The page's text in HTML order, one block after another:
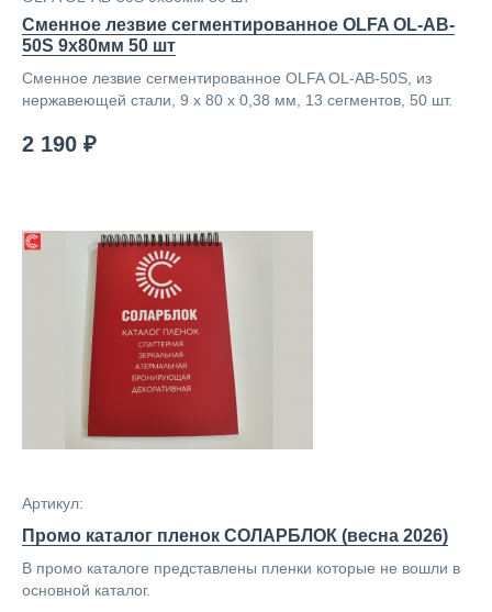
Cменное лезвие сегментированное OLFA OL-AB-
50S 9х80мм 50 шт
Cменное лезвие сегментированное OLFA OL-AB-50S, из
нержавеющей стали, 9 х 80 х 0,38 мм, 13 сегментов, 50 шт.
2 190 ₽
Артикул:
Промо каталог пленок СОЛАРБЛОК (весна 2026)
В промо каталоге представлены пленки которые не вошли в
основной каталог.